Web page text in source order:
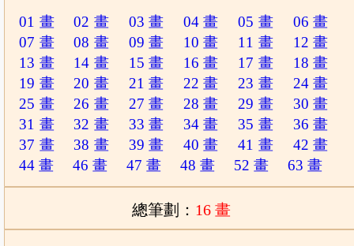
01 畫 02 畫 03 畫 04 畫 05 畫
06 畫
07 畫
08 畫 09 畫 10 畫 11 畫
12 畫
13 畫
14 畫 15 畫 16 畫 17 畫
18 畫
19 畫
20 畫 21 畫 22 畫 23 畫
24 畫
25 畫
26 畫 27 畫 28 畫 29 畫
30 畫
31 畫
32 畫 33 畫 34 畫 35 畫
36 畫
37 畫
38 畫 39 畫 40 畫 41 畫
42 畫
44 畫
46 畫 47 畫 48 畫 52 畫 63 畫
總筆劃： 16 畫